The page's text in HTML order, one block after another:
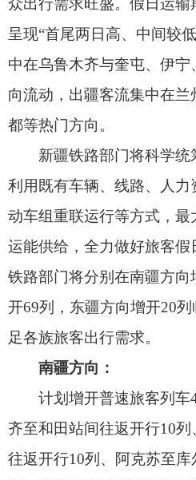
运能供给，全力做好旅客假日运
铁路部门将分别在南疆方向增开
开69列，东疆方向增开20列临时
足各族旅客出行需求。
南疆方向：
齐至和田站间往返开行10列、乌
往返开行10列、阿克苏至库尔勒
列、喀什至和田站间往返开行10
苏站间往返开行2列、图木舒克
号”动车组8列。
北疆方向：
计划增开普速旅客列车25列
齐至伊宁站间往返开行19列、乌
间往返开行6列。